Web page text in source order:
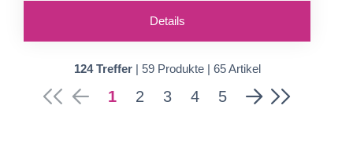
Details
124 Treffer| 59 Produkte | 65 Artikel
1 2 3 4 5